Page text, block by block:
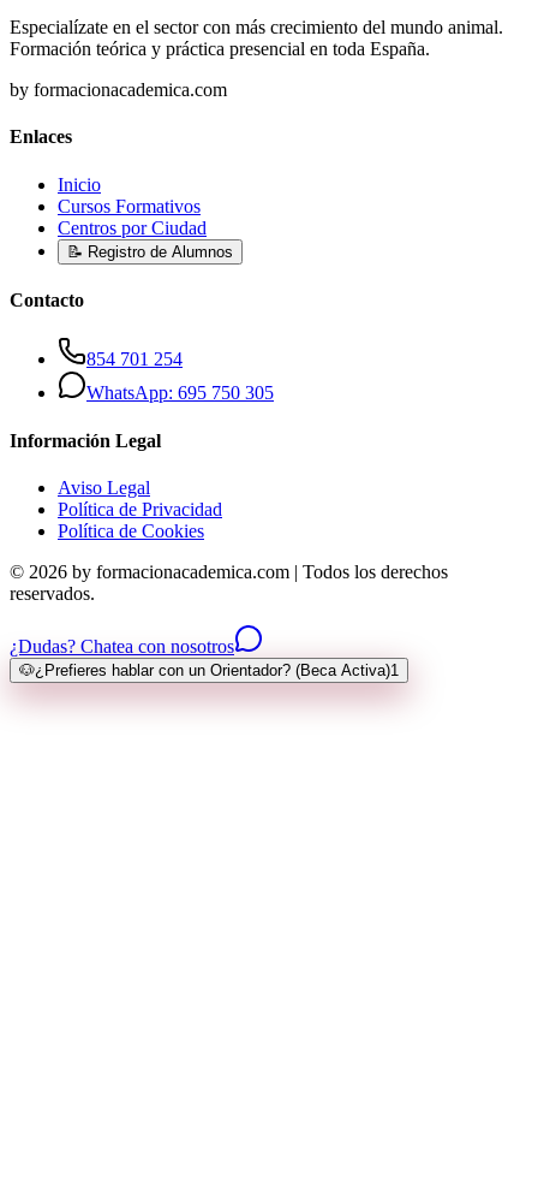
Especialízate en el sector con más crecimiento del mundo animal.
Formación teórica y práctica presencial en toda España.
by formacionacademica.com
Enlaces
Inicio
Cursos Formativos
Centros por Ciudad
📝 Registro de Alumnos
Contacto
854 701 254
WhatsApp: 695 750 305
Información Legal
Aviso Legal
Política de Privacidad
Política de Cookies
© 2026 by formacionacademica.com | Todos los derechos
reservados.
¿Dudas? Chatea con nosotros
🐶¿Prefieres hablar con un Orientador? (Beca Activa)1